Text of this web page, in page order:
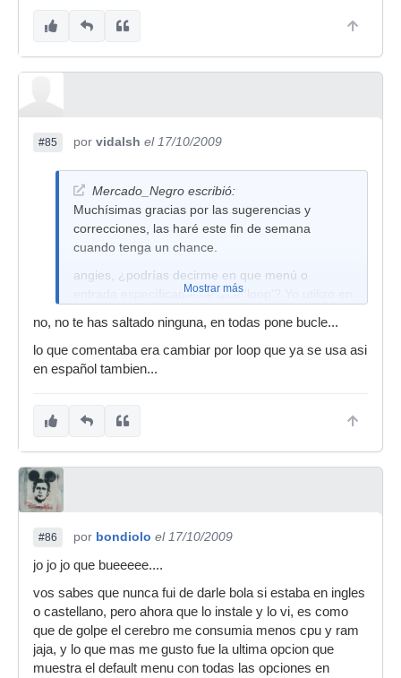
#85 por vidalsh el 17/10/2009
Mercado_Negro escribió:
Muchísimas gracias por las sugerencias y
correcciones, las haré este fin de semana
cuando tenga un chance.
angies, ¿podrías decirme en que menú o
entrada específicamente dice 'loop'? Yo utilizo en
haya saltado alguna. Gracias!
Mostrar más
no, no te has saltado ninguna, en todas pone bucle...
lo que comentaba era cambiar por loop que ya se usa asi
en español tambien...
#86 por bondiolo el 17/10/2009
jo jo jo que bueeeee....
vos sabes que nunca fui de darle bola si estaba en ingles
o castellano, pero ahora que lo instale y lo vi, es como
que de golpe el cerebro me consumia menos cpu y ram
jaja, y lo que mas me gusto fue la ultima opcion que
muestra el default menu con todas las opciones en